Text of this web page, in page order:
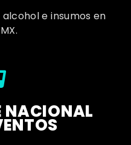
e insumos en
NACIONAL